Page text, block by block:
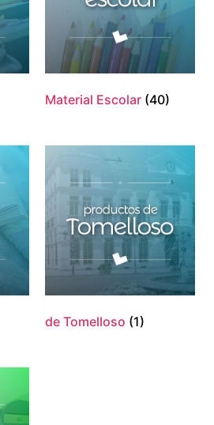
Material Escolar (40)
de Tomelloso (1)